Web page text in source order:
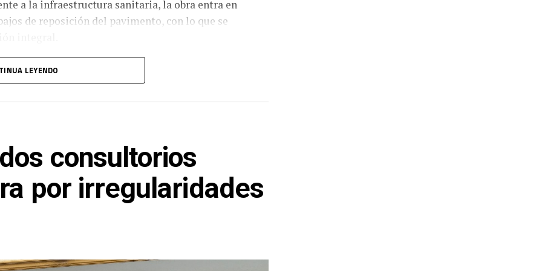
a la infraestructura sanitaria, la obra entra en
de reposición del pavimento, con lo que se
con el Ayuntamiento de Ciudad Madero,
la infraestructura urbana y mejorar la
colonias con mayor tradición e historia del
LEYENDO
consultorios
por irregularidades